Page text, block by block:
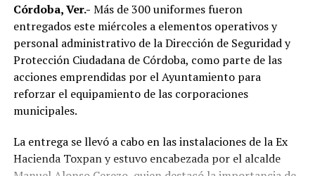
Además de incrementar la capacidad de conducción, la
nueva infraestructura incorpora válvulas y materiales de
mayor resistencia, lo que permitirá mantener una mejor
operación del sistema y disminuir las afectaciones
derivadas de fallas en la red.
Con esta ampliación, las autoridades municipales buscan
fortalecer la infraestructura hidráulica en las
comunidades rurales y mejorar el acceso al agua potable
para cientos de familias que durante años enfrentaron
Córdoba, Ver.- Más de 300 uniformes fueron
entregados este miércoles a elementos operativos y
personal administrativo de la Dirección de Seguridad y
Protección Ciudadana de Córdoba, como parte de las
acciones emprendidas por el Ayuntamiento para
reforzar el equipamiento de las corporaciones
municipales.
La entrega se llevó a cabo en las instalaciones de la Ex
Hacienda Toxpan y estuvo encabezada por el alcalde